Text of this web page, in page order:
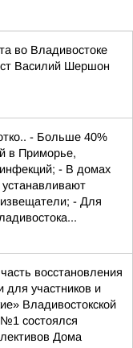
во Владивостоке
Василий Шершон
- Больше 40%
в Приморье,
- В домах
- Для
восстановления
для участников и
Владивостокской
состоялся
Дома